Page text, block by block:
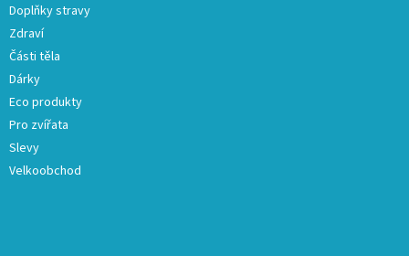
Doplňky stravy
Zdraví
Části těla
Dárky
Eco produkty
Pro zvířata
Slevy
Velkoobchod